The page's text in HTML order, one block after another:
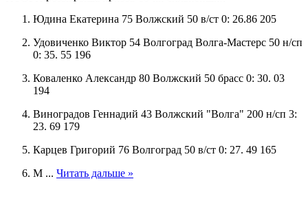
Юдина Екатерина 75 Волжский 50 в/ст 0: 26.86 205
Удовиченко Виктор 54 Волгоград Волга-Мастерс 50 н/сп
0: 35. 55 196
Коваленко Александр 80 Волжский 50 брасс 0: 30. 03
194
Виноградов Геннадий 43 Волжский "Волга" 200 н/сп 3:
23. 69 179
Карцев Григорий 76 Волгоград 50 в/ст 0: 27. 49 165
М ... Читать дальше »